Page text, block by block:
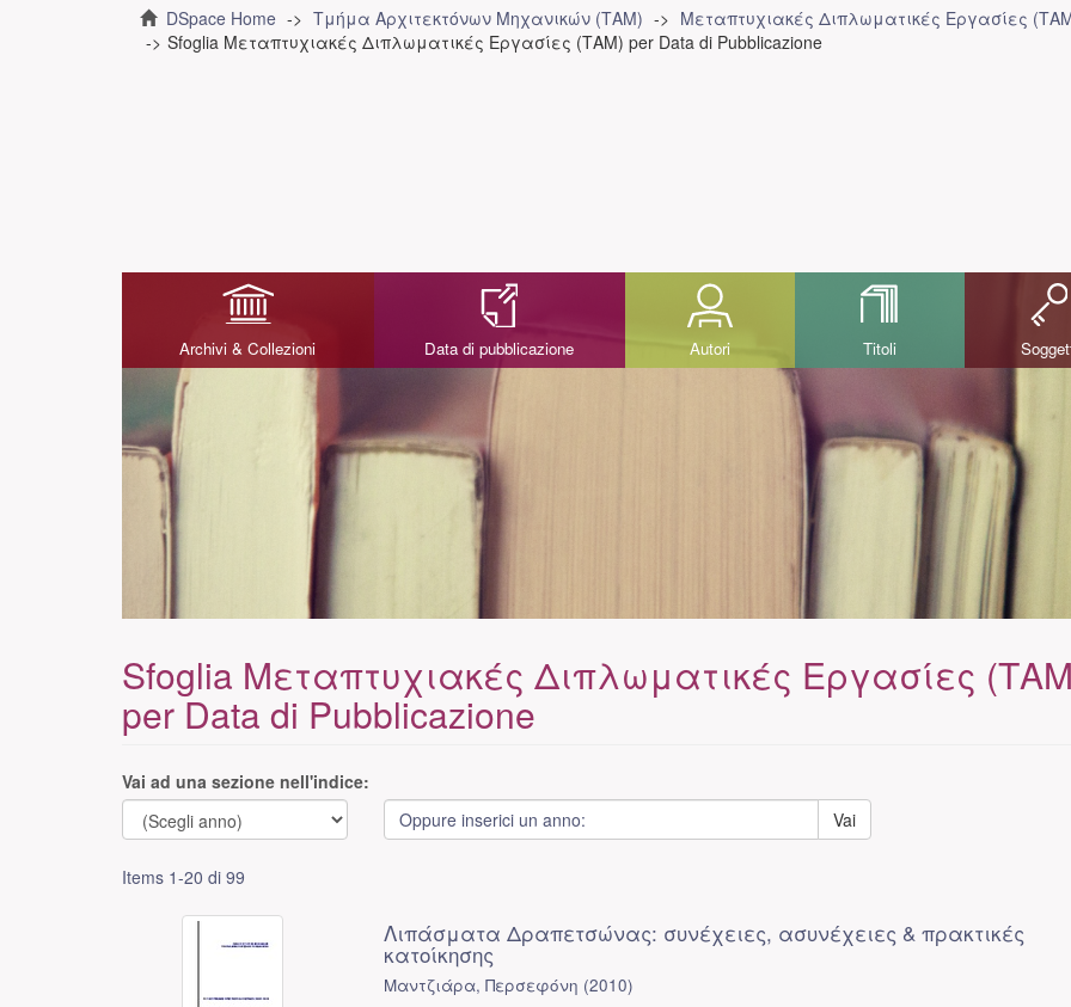
DSpace Home Τμήμα Αρχιτεκτόνων Μηχανικών (ΤΑΜ)
Μεταπτυχιακές Διπλωματικές Εργασίες
Sfoglia Μεταπτυχιακές Διπλωματικές Εργασίες (ΤΑΜ) per Data di Pubblicazione
Archivi & Collezioni Data di pubblicazione Autori Titoli
Sfoglia Μεταπτυχιακές Διπλωματικές Εργασίες
per Data di Pubblicazione
Vai ad una sezione nell'indice:
Vai
Items 1-20 di 99
Λιπάσματα Δραπετσώνας: συνέχειες, ασυνέχειες & πρακτικές
κατοίκησης
Μαντζιάρα, Περσεφόνη (2010)